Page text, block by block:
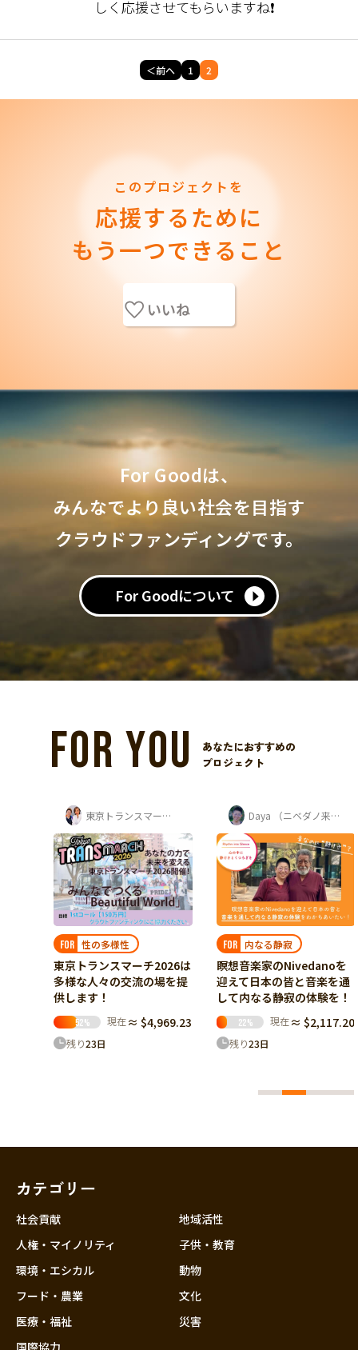
しく応援させてもらいますね❗
＜前へ 1 2
このプロジェクトを
応援するために
もう一つできること
いいね
For Goodは、
みんなでより良い社会を目指す
クラウドファンディングです。
For Goodについて
FOR YOU
あなたにおすすめの
プロジェクト
Daya （ニベダノ来日実行委員会 発起人）
FOR 内なる静寂
瞑想音楽家のNivedanoを
迎えて日本の皆と音楽を通
して内なる静寂の体験を！
22% 現在 ≈ $2,117.20
残り23日
沖縄と私たち
FOR 日本の未来
沖縄にある問題をジブンゴ
トに。若者が学び、考え、
伝えるスタディツアーへ
20% 現在 ≈ $1,965.52
残り7日
カテゴリー
社会貢献
人権・マイノリティ
環境・エシカル
フード・農業
医療・福祉
地域活性
子供・教育
動物
文化
災害